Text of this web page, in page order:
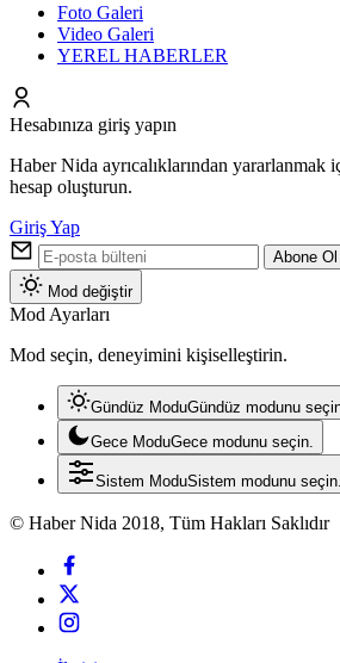
Foto Galeri
Video Galeri
YEREL HABERLER
Hesabınıza giriş yapın
Haber Nida ayrıcalıklarından yararlanmak
hesap oluşturun.
Giriş Yap
Abone Ol
Mod değiştir
Mod Ayarları
Mod seçin, deneyimini kişiselleştirin.
Gündüz ModuGündüz modunu
Gece ModuGece modunu seçin.
Sistem ModuSistem modunu seçin.
© Haber Nida 2018, Tüm Hakları Saklıdır